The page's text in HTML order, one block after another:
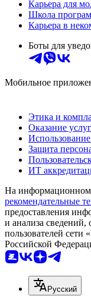
Карьера для
Школа
Карьера в
Боты для
Мобильное
Этика и
Оказание услуг
Защита
ИТ
На информационном
рекомендательные
предоставления
и анализа
пользователей сети
Российской
Русский